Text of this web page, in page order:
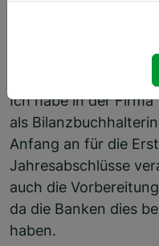
Wie hast du mal in
Ich habe in der Firma
als
Anfang an für die
Jahresabschlüsse
auch die
da die Banken dies
haben.